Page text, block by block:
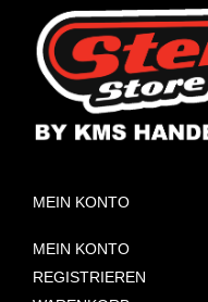
MEIN KONTO
MEIN KONTO
REGISTRIEREN